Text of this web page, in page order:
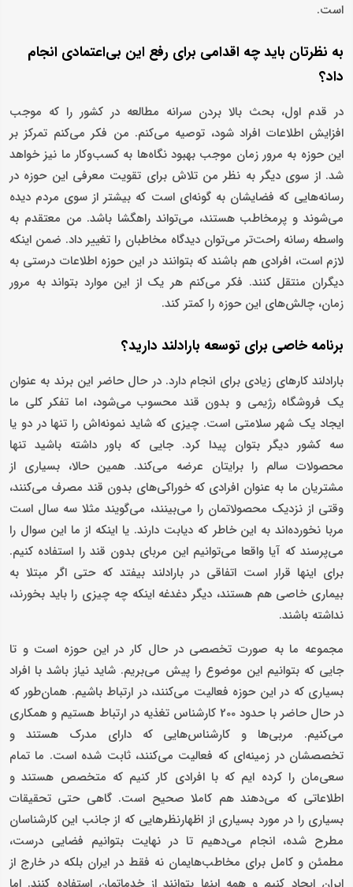
است.
به نظرتان باید چه اقدامی برای رفع این بی‌اعتمادی انجام
داد؟
در قدم اول، بحث بالا بردن سرانه مطالعه در کشور را که موجب
افزایش اطلاعات افراد شود، توصیه می‌کنم. من فکر می‌کنم تمرکز بر
این حوزه به مرور زمان موجب بهبود نگاه‌ها به کسب‌وکار ما نیز خواهد
شد. از سوی دیگر به نظر من تلاش برای تقویت معرفی این حوزه در
رسانه‌هایی که فضایشان به گونه‌ای است که بیشتر از سوی مردم دیده
می‌شوند و پرمخاطب هستند، می‌تواند راهگشا باشد. من معتقدم به
واسطه رسانه راحت‌تر می‌توان دیدگاه مخاطبان را تغییر داد. ضمن اینکه
لازم است، افرادی هم باشند که بتوانند در این حوزه اطلاعات درستی به
دیگران منتقل کنند. فکر می‌کنم هر یک از این موارد بتواند به مرور
زمان، چالش‌های این حوزه را کمتر کند.
برنامه خاصی برای توسعه بارادلند دارید؟
بارادلند کارهای زیادی برای انجام دارد. در حال حاضر این برند به عنوان
یک فروشگاه رژیمی و بدون قند محسوب می‌شود، اما تفکر کلی ما
ایجاد یک شهر سلامتی است. چیزی که شاید نمونه‌اش را تنها در دو یا
سه کشور دیگر بتوان پیدا کرد. جایی که باور داشته باشید تنها
محصولات سالم را برایتان عرضه می‌کند. همین حالا، بسیاری از
مشتریان ما به عنوان افرادی که خوراکی‌های بدون قند مصرف می‌کنند،
وقتی از نزدیک محصولاتمان را می‌بینند، می‌گویند مثلا سه سال است
مربا نخورده‌اند به این خاطر که دیابت دارند. یا اینکه از ما این سوال را
می‌پرسند که آیا واقعا می‌توانیم این مربای بدون قند را استفاده کنیم.
برای اینها قرار است اتفاقی در بارادلند بیفتد که حتی اگر مبتلا به
بیماری خاصی هم هستند، دیگر دغدغه اینکه چه چیزی را باید بخورند،
نداشته باشند.
مجموعه ما به صورت تخصصی در حال کار در این حوزه است و تا
جایی که بتوانیم این موضوع را پیش می‌بریم. شاید نیاز باشد با افراد
بسیاری که در این حوزه فعالیت می‌کنند، در ارتباط باشیم. همان‌طور که
در حال حاضر با حدود 200 کارشناس تغذیه در ارتباط هستیم و همکاری
می‌کنیم. مربی‌ها و کارشناس‌هایی که دارای مدرک هستند و
تخصصشان در زمینه‌ای که فعالیت می‌کنند، ثابت شده است. ما تمام
سعی‌مان را کرده ایم که با افرادی کار کنیم که متخصص هستند و
اطلاعاتی که می‌دهند هم کاملا صحیح است. گاهی حتی تحقیقات
بسیاری را در مورد بسیاری از اظهارنظرهایی که از جانب این کارشناسان
مطرح شده، انجام می‌دهیم تا در نهایت بتوانیم فضایی درست،
مطمئن و کامل برای مخاطب‌هایمان نه فقط در ایران بلکه در خارج از